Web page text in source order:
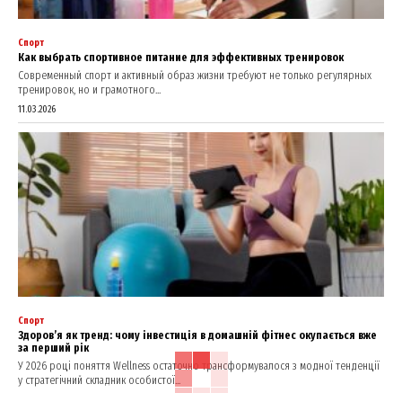
Спорт
Как выбрать спортивное питание для эффективных тренировок
Современный спорт и активный образ жизни требуют не только регулярных
тренировок, но и грамотного...
11.03.2026
Спорт
Здоров’я як тренд: чому інвестиція в домашній фітнес окупається вже
за перший рік
У 2026 році поняття Wellness остаточно трансформувалося з модної тенденції
у стратегічний складник особистої...